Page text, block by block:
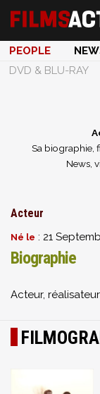
PEOPLE
DVD & BLU-RAY
Sa biographie,
News,
Acteur
Né le : 21
Biographie
Acteur,